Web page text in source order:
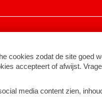
©2026BNNVARA